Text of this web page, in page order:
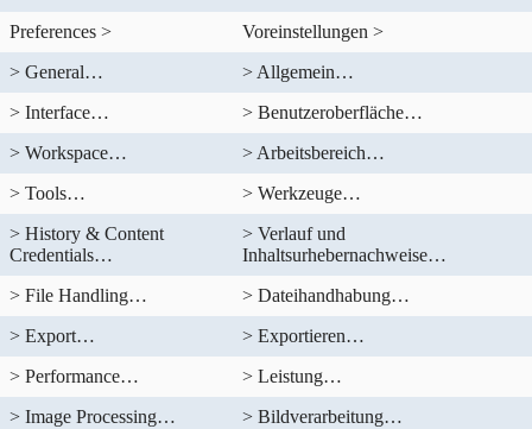
Preferences >
Voreinstellungen >
> General…
> Allgemein…
> Interface…
> Benutzeroberfläche…
> Workspace…
> Arbeitsbereich…
> Tools…
> Werkzeuge…
> History & Content
Credentials…
> Verlauf und
Inhaltsurhebernachweise…
> File Handling…
> Dateihandhabung…
> Export…
> Exportieren…
> Performance…
> Leistung…
> Image Processing…
> Bildverarbeitung…